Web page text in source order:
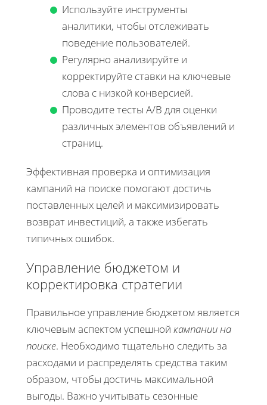
Используйте инструменты
аналитики, чтобы отслеживать
поведение пользователей.
Регулярно анализируйте и
корректируйте ставки на ключевые
слова с низкой конверсией.
Проводите тесты A/B для оценки
различных элементов объявлений и
страниц.
Эффективная проверка и оптимизация
кампаний на поиске помогают достичь
поставленных целей и максимизировать
возврат инвестиций, а также избегать
типичных ошибок.
Управление бюджетом и
корректировка стратегии
Правильное управление бюджетом является
ключевым аспектом успешной кампании на
поиске. Необходимо тщательно следить за
расходами и распределять средства таким
образом, чтобы достичь максимальной
выгоды. Важно учитывать сезонные